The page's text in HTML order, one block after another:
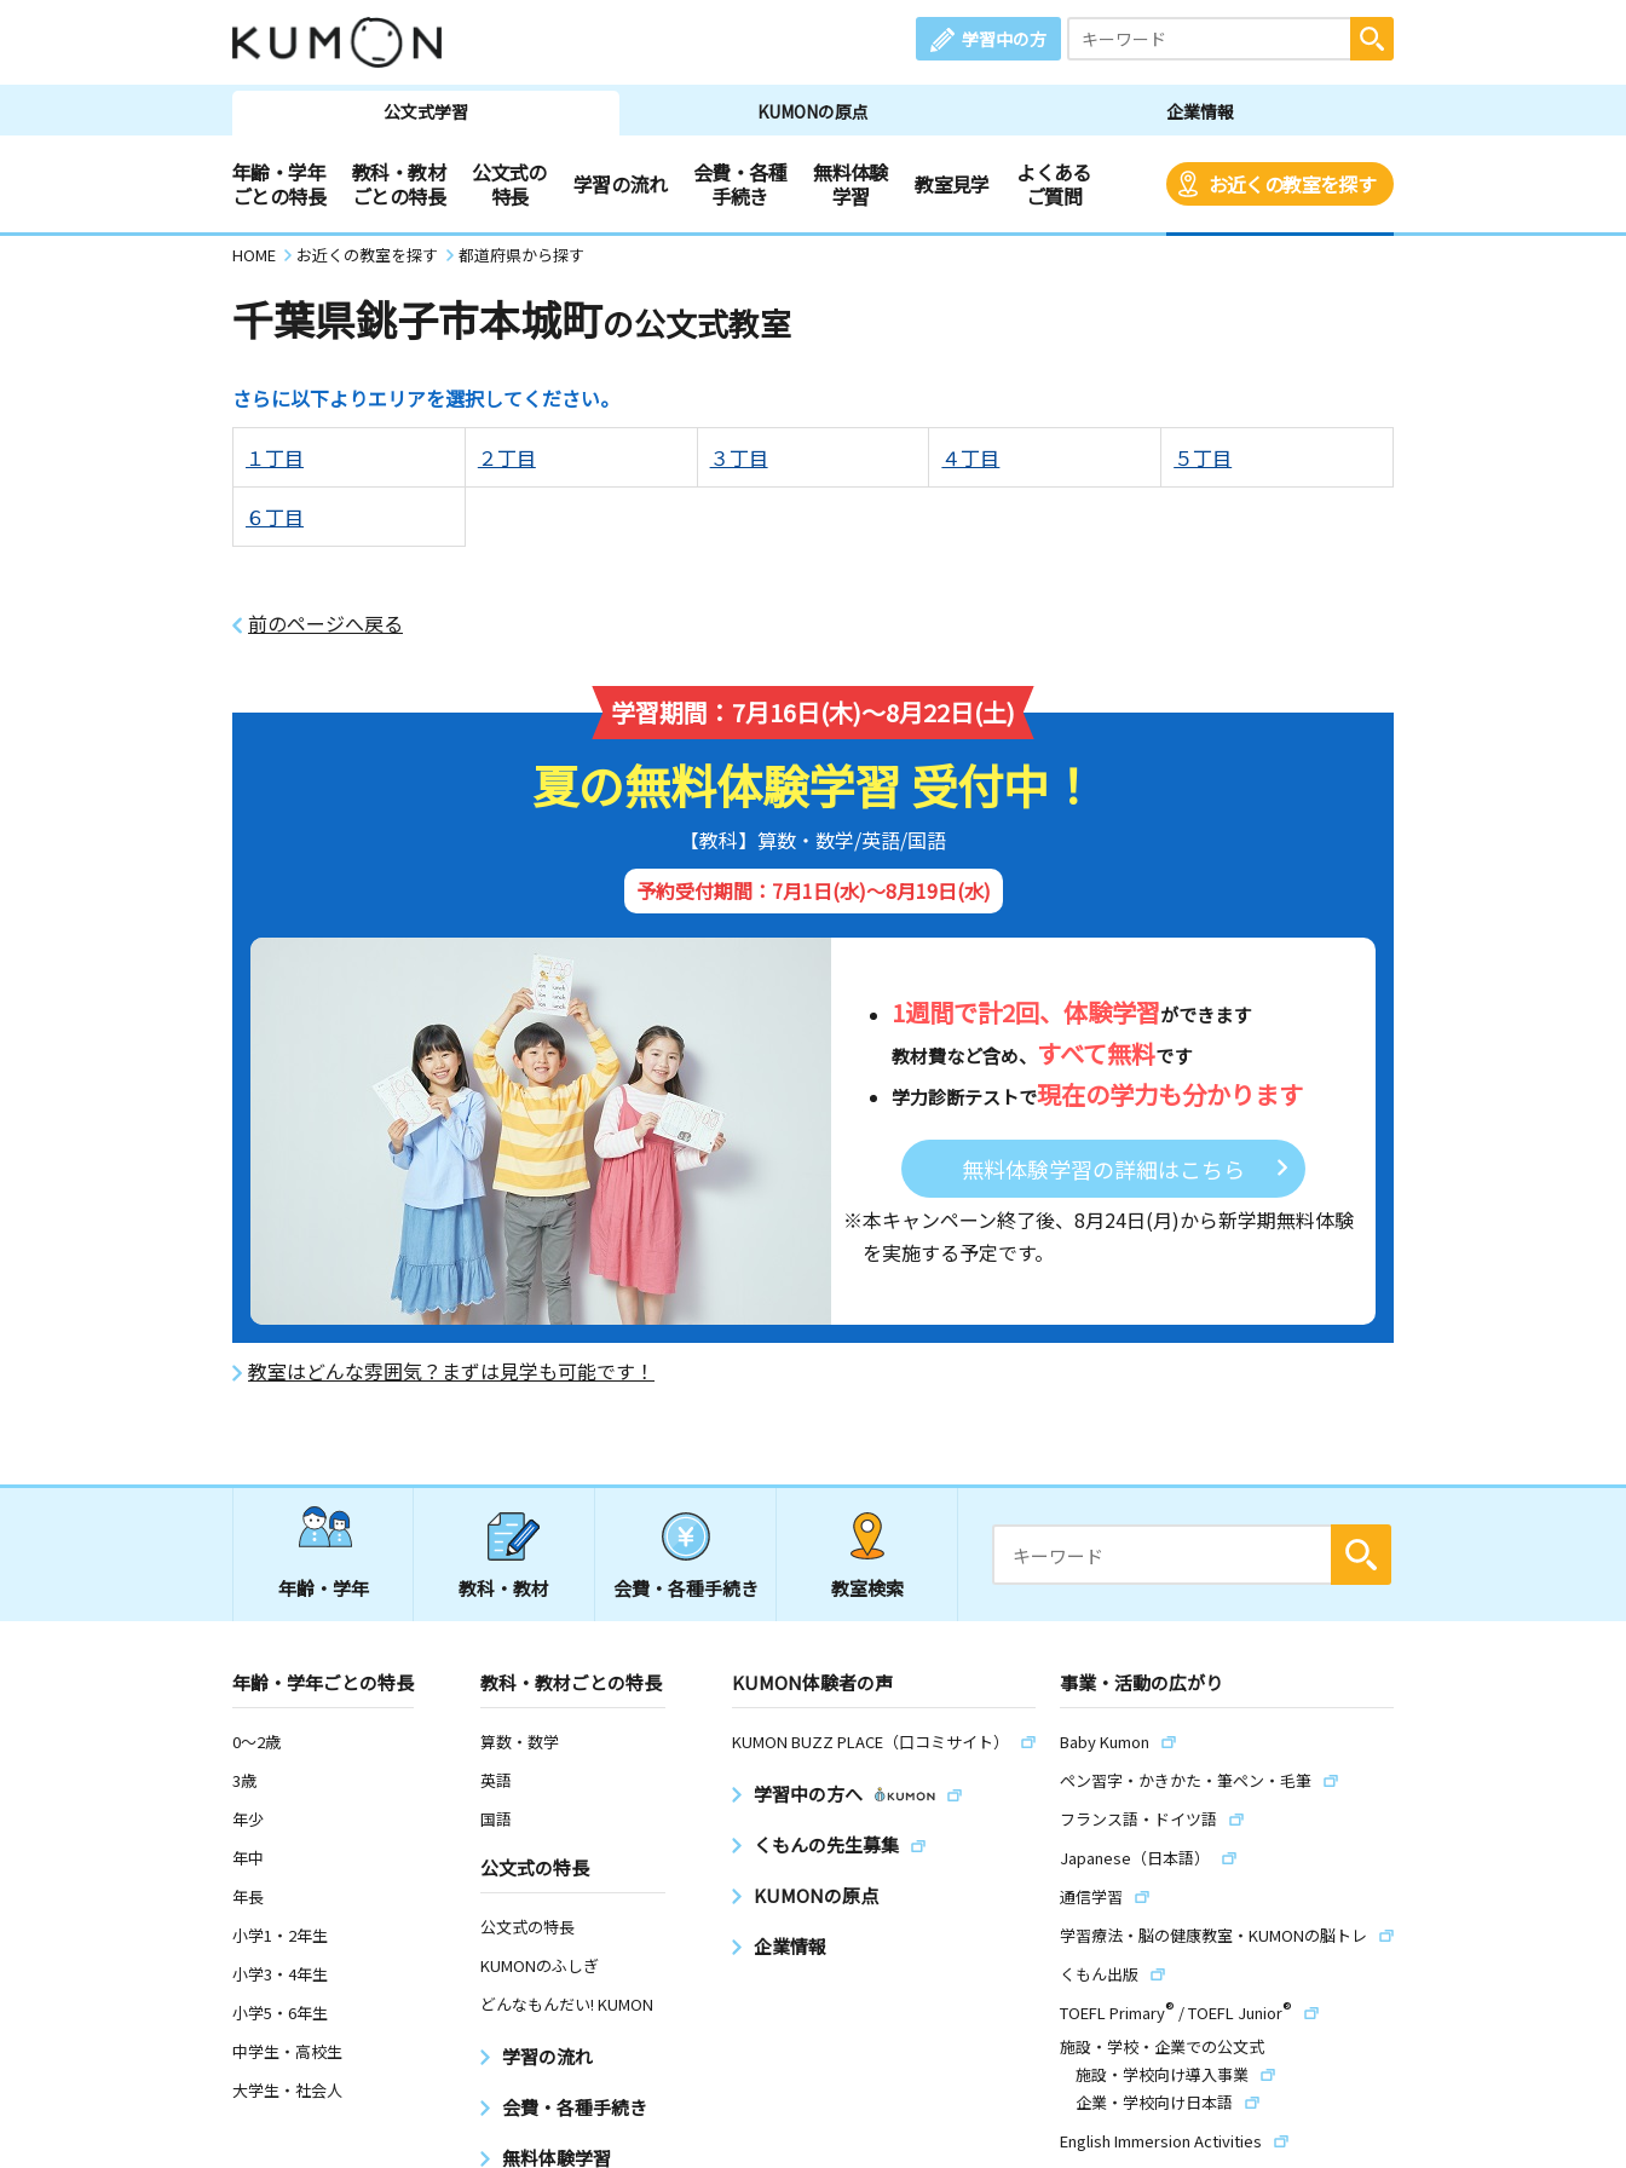
学習中の方
公文式学習 KUMONの原点 企業情報
年齢・学年
ごとの特長
教科・教材
ごとの特長
公文式の
特長
学習の流れ
会費・各種
手続き
無料体験
学習
教室見学
よくある
ご質問
お近くの教室を探す
HOME お近くの教室を探す 都道府県から探す
千葉県銚子市本城町の公文式教室
さらに以下よりエリアを選択してください。
１丁目 ２丁目 ３丁目 ４丁目 ５丁目
６丁目
前のページへ戻る
学習期間：7月16日(木)～8月22日(土)
夏の無料体験学習 受付中！
【教科】算数・数学/英語/国語
予約受付期間：7月1日(水)～8月19日(水)
1週間で計2回、体験学習ができます
教材費など含め、 すべて無料です
学力診断テストで現在の学力も分かります
無料体験学習の詳細はこちら
※本キャンペーン終了後、 8月24日(月)から新学期無料体験
を実施する予定です。
教室はどんな雰囲気？まずは見学も可能です！
年齢・学年 教科・教材 会費・ 各種手続き 教室検索
年齢・学年ごとの特長
0～2歳
3歳
年少
年中
年長
小学1・2年生
小学3・4年生
小学5・6年生
中学生・高校生
大学生・社会人
教科・教材ごとの特長
算数・数学
英語
国語
公文式の特長
公文式の特長
KUMONのふしぎ
どんなもんだい! KUMON
学習の流れ
会費・各種手続き
無料体験学習
KUMON体験者の声
KUMON BUZZ PLACE（口コミサイト）
学習中の方へ
くもんの先生募集
KUMONの原点
企業情報
事業・活動の広がり
Baby Kumon
ペン習字・かきかた・筆ペン・毛筆
フランス語・ドイツ語
Japanese（日本語）
通信学習
学習療法・脳の健康教室・KUMONの脳トレ
くもん出版
TOEFL Primary® /TOEFL Junior®
施設・学校・企業での公文式
施設・学校向け導入事業
企業・学校向け日本語
English Immersion Activities